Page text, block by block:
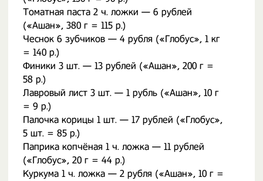
Томатная паста 2 ч. ложки — 6 рублей
(«Ашан», 380 г = 115 р.)
Чеснок 6 зубчиков — 4 рубля («Глобус», 1 кг
= 140 р.)
Финики 3 шт. — 13 рублей («Ашан», 200 г =
58 р.)
Лавровый лист 3 шт. — 1 рубль («Ашан», 10 г
= 9 р.)
Палочка корицы 1 шт. — 17 рублей («Глобус»,
5 шт. = 85 р.)
Паприка копчёная 1 ч. ложка — 11 рублей
(«Глобус», 20 г = 44 р.)
Куркума 1 ч. ложка — 2 рубля («Ашан», 10 г =